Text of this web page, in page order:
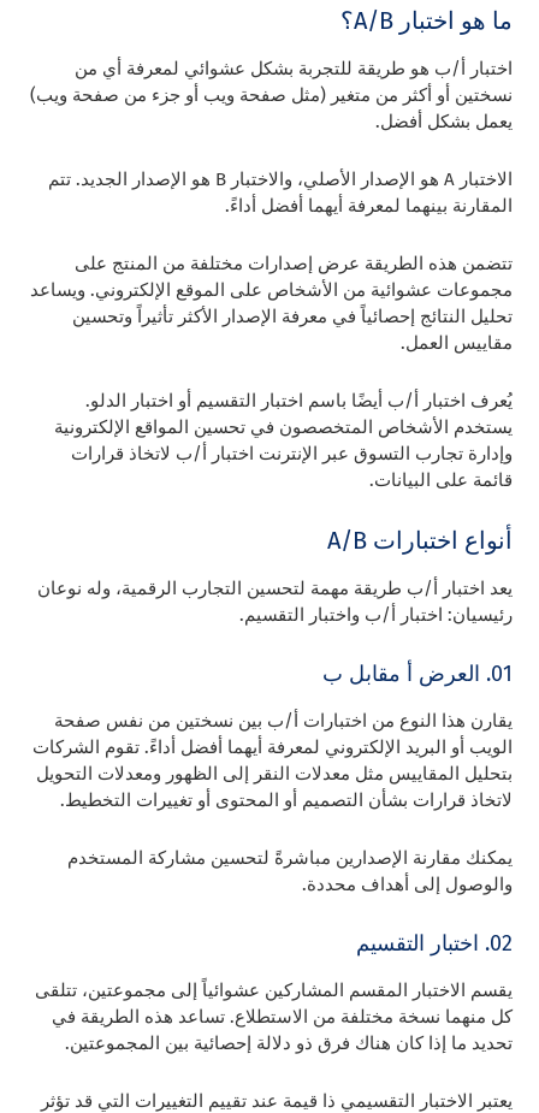
ما هو اختبار A/B؟
اختبار أ/ب هو طريقة للتجربة بشكل عشوائي لمعرفة أي من
نسختين أو أكثر من متغير (مثل صفحة ويب أو جزء من صفحة ويب)
يعمل بشكل أفضل.
الاختبار A هو الإصدار الأصلي، والاختبار B هو الإصدار الجديد. تتم
المقارنة بينهما لمعرفة أيهما أفضل أداءً.
تتضمن هذه الطريقة عرض إصدارات مختلفة من المنتج على
مجموعات عشوائية من الأشخاص على الموقع الإلكتروني. ويساعد
تحليل النتائج إحصائياً في معرفة الإصدار الأكثر تأثيراً وتحسين
مقاييس العمل.
يُعرف اختبار أ/ب أيضًا باسم اختبار التقسيم أو اختبار الدلو.
يستخدم الأشخاص المتخصصون في تحسين المواقع الإلكترونية
وإدارة تجارب التسوق عبر الإنترنت اختبار أ/ب لاتخاذ قرارات
قائمة على البيانات.
أنواع اختبارات A/B
يعد اختبار أ/ب طريقة مهمة لتحسين التجارب الرقمية، وله نوعان
رئيسيان: اختبار أ/ب واختبار التقسيم.
01. العرض أ مقابل ب
يقارن هذا النوع من اختبارات أ/ب بين نسختين من نفس صفحة
الويب أو البريد الإلكتروني لمعرفة أيهما أفضل أداءً. تقوم الشركات
بتحليل المقاييس مثل معدلات النقر إلى الظهور ومعدلات التحويل
لاتخاذ قرارات بشأن التصميم أو المحتوى أو تغييرات التخطيط.
يمكنك مقارنة الإصدارين مباشرةً لتحسين مشاركة المستخدم
والوصول إلى أهداف محددة.
02. اختبار التقسيم
يقسم الاختبار المقسم المشاركين عشوائياً إلى مجموعتين، تتلقى
كل منهما نسخة مختلفة من الاستطلاع. تساعد هذه الطريقة في
تحديد ما إذا كان هناك فرق ذو دلالة إحصائية بين المجموعتين.
يعتبر الاختبار التقسيمي ذا قيمة عند تقييم التغييرات التي قد تؤثر